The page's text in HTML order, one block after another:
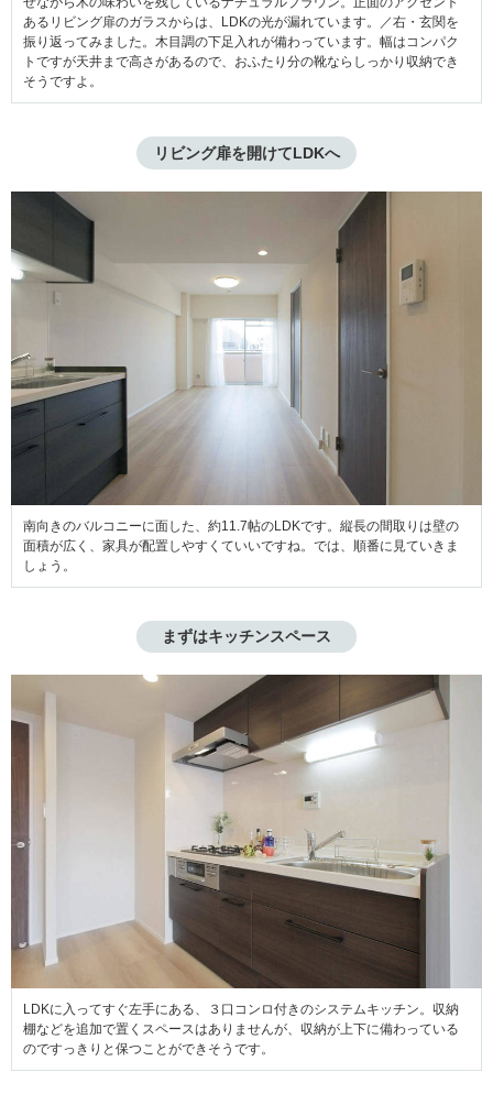
あるリビング扉のガラスからは、LDKの光が漏れています。／右・玄関を
振り返ってみました。木目調の下足入れが備わっています。幅はコンパク
トですが天井まで高さがあるので、おふたり分の靴ならしっかり収納でき
そうですよ。
リビング扉を開けてLDKへ
南向きのバルコニーに面した、約11.7帖のLDKです。縦長の間取りは壁の
面積が広く、家具が配置しやすくていいですね。では、順番に見ていきま
しょう。
まずはキッチンスペース
LDKに入ってすぐ左手にある、３口コンロ付きのシステムキッチン。収納
棚などを追加で置くスペースはありませんが、収納が上下に備わっている
のですっきりと保つことができそうです。